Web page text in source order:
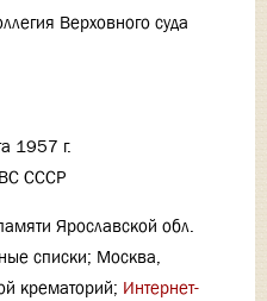
Верховного суда
1957 г.
СССР
Ярославской обл.
списки; Москва,
крематорий; Интернет-